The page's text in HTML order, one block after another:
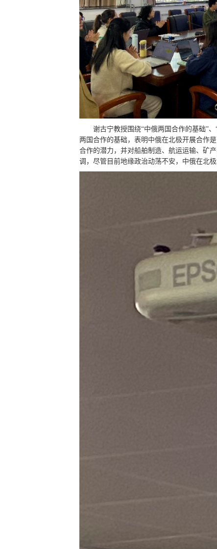
谢古宁教授围绕“中俄两国合作的基础”
两国合作的基础，表明中俄在北极开展合作
合作的潜力，并对船舶制造、航运运输、矿
调，尽管目前地缘政治动荡不安，中俄在北